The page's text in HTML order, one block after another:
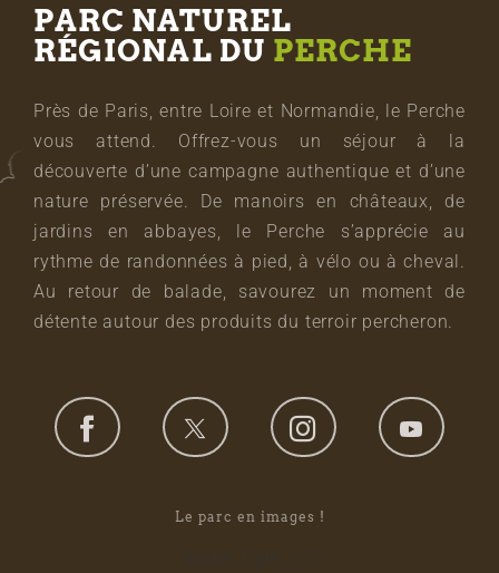
PARC NATUREL
RÉGIONAL DU PERCHE
Près de Paris, entre Loire et Normandie, le Perche
vous attend. Offrez-vous un séjour à la
découverte d’une campagne authentique et d’une
nature préservée. De manoirs en châteaux, de
jardins en abbayes, le Perche s’apprécie au
rythme de randonnées à pied, à vélo ou à cheval.
Au retour de balade, savourez un moment de
détente autour des produits du terroir percheron.
Le parc en images !